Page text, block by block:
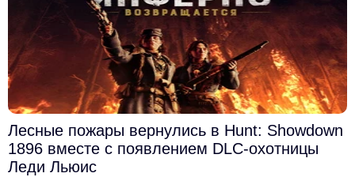
Лесные пожары вернулись в Hunt: Showdown
1896 вместе с появлением DLC-охотницы
Леди Льюис